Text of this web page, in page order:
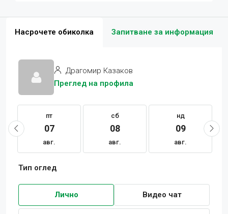
Насрочете обиколка Запитване за информация
Драгомир Казаков
Преглед на профила
пт
07
авг.
сб
08
авг.
нд
09
авг.
Тип оглед
Лично Видео чат